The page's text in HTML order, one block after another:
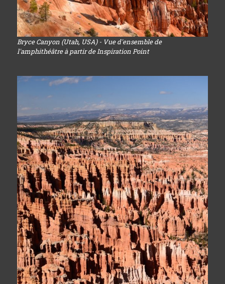
Bryce Canyon (Utah, USA) - Vue d'ensemble de
l'amphithéâtre à partir de Inspiration Point